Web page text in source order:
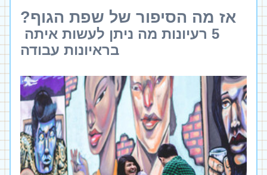
אז מה הסיפור של שפת הגוף?
בראיונות עבודה